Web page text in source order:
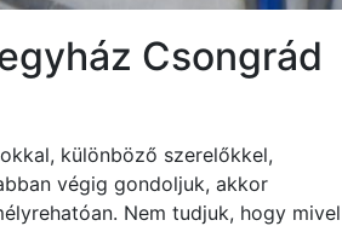
Csongrád
különböző szerelőkkel,
végig gondoljuk, akkor
Nem tudjuk, hogy mivel